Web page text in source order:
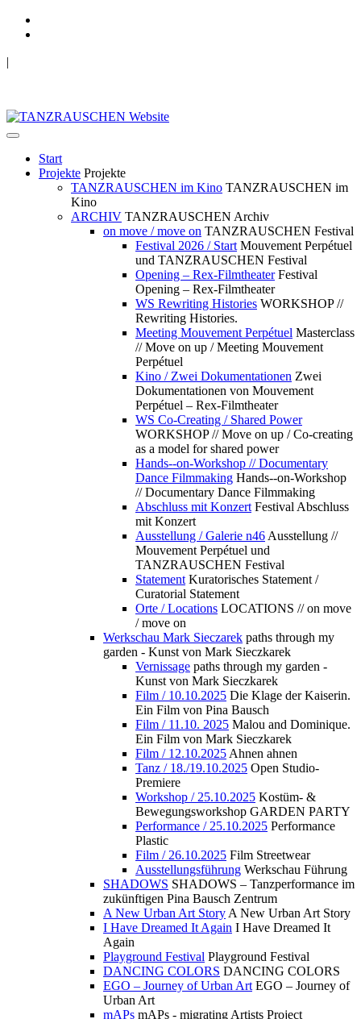
|
Start
Projekte Projekte
TANZRAUSCHEN im Kino TANZRAUSCHEN im
Kino
ARCHIV TANZRAUSCHEN Archiv
on move / move on TANZRAUSCHEN Festival
Festival 2026 / Start Mouvement Perpétuel
und TANZRAUSCHEN Festival
Opening – Rex-Filmtheater Festival
Opening – Rex-Filmtheater
WS Rewriting Histories WORKSHOP //
Rewriting Histories.
Meeting Mouvement Perpétuel Masterclass
// Move on up / Meeting Mouvement
Perpétuel
Kino / Zwei Dokumentationen Zwei
Dokumentationen von Mouvement
Perpétuel – Rex-Filmtheater
WS Co-Creating / Shared Power
WORKSHOP // Move on up / Co-creating
as a model for shared power
Hands--on-Workshop // Documentary
Dance Filmmaking Hands--on-Workshop
// Documentary Dance Filmmaking
Abschluss mit Konzert Festival Abschluss
mit Konzert
Ausstellung / Galerie n46 Ausstellung //
Mouvement Perpétuel und
TANZRAUSCHEN Festival
Statement Kuratorisches Statement /
Curatorial Statement
Orte / Locations LOCATIONS // on move
/ move on
Werkschau Mark Sieczarek paths through my
garden - Kunst von Mark Sieczkarek
Vernissage paths through my garden -
Kunst von Mark Sieczkarek
Film / 10.10.2025 Die Klage der Kaiserin.
Ein Film von Pina Bausch
Film / 11.10. 2025 Malou and Dominique.
Ein Film von Mark Sieczkarek
Film / 12.10.2025 Ahnen ahnen
Tanz / 18./19.10.2025 Open Studio-
Premiere
Workshop / 25.10.2025 Kostüm- &
Bewegungsworkshop GARDEN PARTY
Performance / 25.10.2025 Performance
Plastic
Film / 26.10.2025 Film Streetwear
Ausstellungsführung Werkschau Führung
SHADOWS SHADOWS – Tanzperformance im
zukünftigen Pina Bausch Zentrum
A New Urban Art Story A New Urban Art Story
I Have Dreamed It Again I Have Dreamed It
Again
Playground Festival Playground Festival
DANCING COLORS DANCING COLORS
EGO – Journey of Urban Art EGO – Journey of
Urban Art
mAPs mAPs - migrating Artists Project